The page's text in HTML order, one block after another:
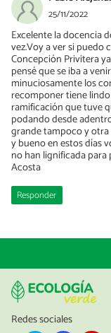
25/11/2022
Excelente la docencia
vez.Voy a ver si puedo
Concepción Privitera
pensé que se iba a
minuciosamente los
recomponer tiene
ramificación que tuve
podando desde
grande tampoco y
y bueno en estos días
no han lignificada
Acosta
Responder
Redes sociales